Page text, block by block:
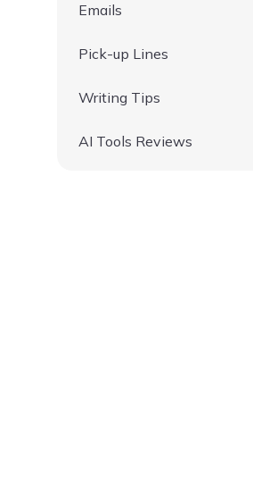
Emails
Pick-up Lines
Writing Tips
AI Tools Reviews